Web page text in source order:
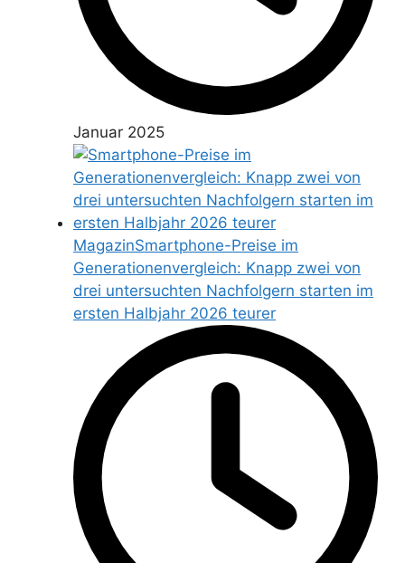
Januar 2025
MagazinSmartphone-Preise im
Generationenvergleich: Knapp zwei von
drei untersuchten Nachfolgern starten im
ersten Halbjahr 2026 teurer